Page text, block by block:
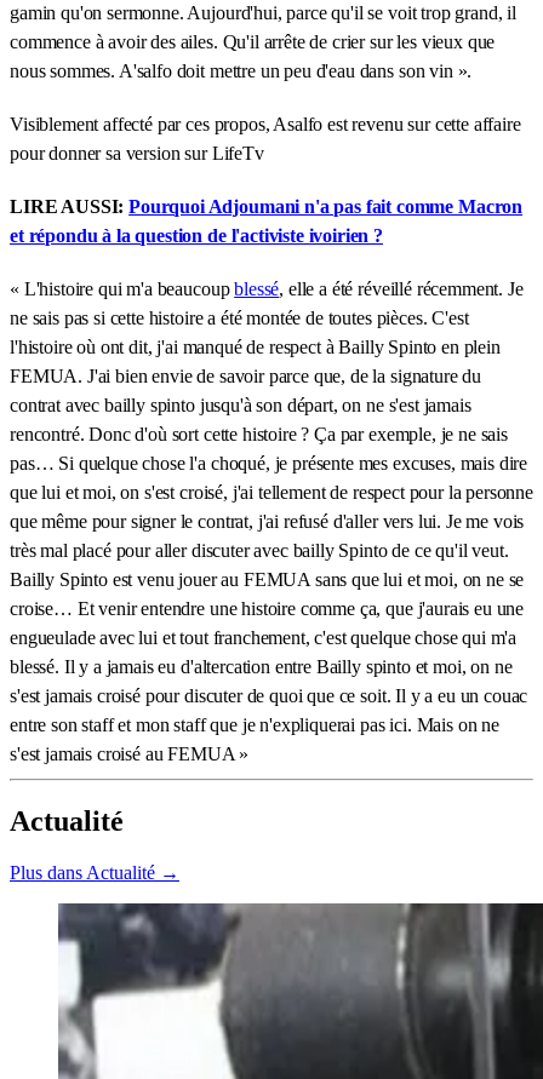
gamin qu'on sermonne. Aujourd'hui, parce qu'il se voit trop grand, il
commence à avoir des ailes. Qu'il arrête de crier sur les vieux que
nous sommes. A'salfo doit mettre un peu d'eau dans son vin ».
Visiblement affecté par ces propos, Asalfo est revenu sur cette affaire
pour donner sa version sur LifeTv
LIRE AUSSI:Pourquoi Adjoumani n'a pas fait comme Macron
et répondu à la question de l'activiste ivoirien ?
« L'histoire qui m'a beaucoupblessé, elle a été réveillé récemment. Je
ne sais pas si cette histoire a été montée de toutes pièces. C'est
l'histoire où ont dit, j'ai manqué de respect à Bailly Spinto en plein
FEMUA. J'ai bien envie de savoir parce que, de la signature du
contrat avec bailly spinto jusqu'à son départ, on ne s'est jamais
rencontré. Donc d'où sort cette histoire ? Ça par exemple, je ne sais
pas… Si quelque chose l'a choqué, je présente mes excuses, mais dire
que lui et moi, on s'est croisé, j'ai tellement de respect pour la personne
que même pour signer le contrat, j'ai refusé d'aller vers lui. Je me vois
très mal placé pour aller discuter avec bailly Spinto de ce qu'il veut.
Bailly Spinto est venu jouer au FEMUA sans que lui et moi, on ne se
croise… Et venir entendre une histoire comme ça, que j'aurais eu une
engueulade avec lui et tout franchement, c'est quelque chose qui m'a
blessé. Il y a jamais eu d'altercation entre Bailly spinto et moi, on ne
s'est jamais croisé pour discuter de quoi que ce soit. Il y a eu un couac
entre son staff et mon staff que je n'expliquerai pas ici. Mais on ne
s'est jamais croisé au FEMUA »
Actualité
Plus dans Actualité →